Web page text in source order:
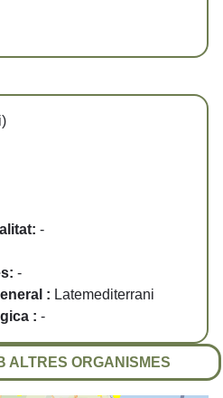
-
-
: Latemediterrani
: -
ALTRES ORGANISMES